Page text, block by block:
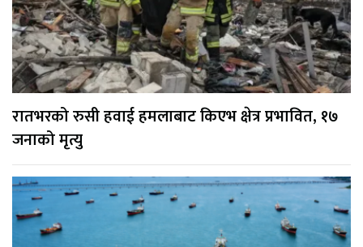
रातभरको रुसी हवाई हमलाबाट किएभ क्षेत्र प्रभावित, १७
जनाको मृत्यु